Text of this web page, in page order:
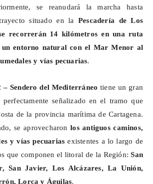
se reanudará la marcha hasta
situado en laPescadería de Los
recorrerán 14 kilómetros en una ruta
un entorno natural con el Mar Menor al
y vías pecuarias.
– Sendero del Mediterráneo tiene un gran
señalizado en el tramo que
de la provincia marítima de Cartagena.
se aprovecharonlos antiguos caminos,
y vías pecuarias existentes a lo largo de
que componen el litoral de la Región:San
San Javier, Los Alcázares, La Unión,
Lorca y Águilas.